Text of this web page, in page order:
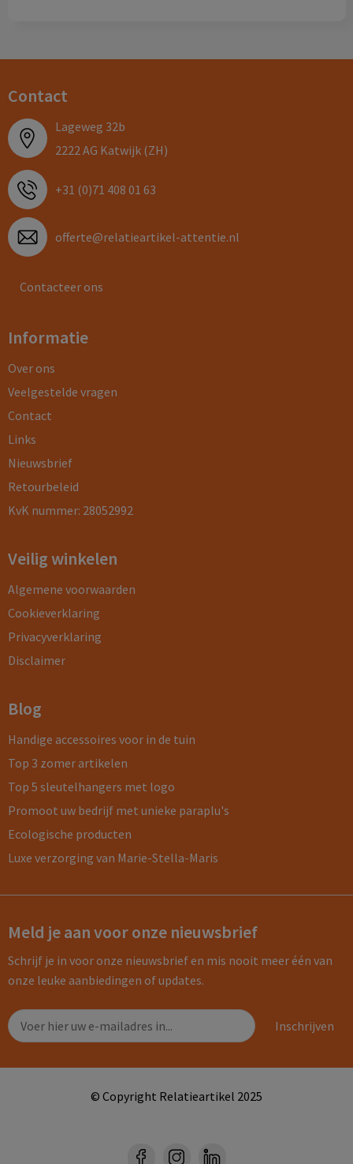
Contact
Lageweg 32b
2222 AG Katwijk (ZH)
+31 (0)71 408 01 63
offerte@relatieartikel-attentie.nl
Contacteer ons
Informatie
Over ons
Veelgestelde vragen
Contact
Links
Nieuwsbrief
Retourbeleid
KvK nummer: 28052992
Veilig winkelen
Algemene voorwaarden
Cookieverklaring
Privacyverklaring
Disclaimer
Blog
Handige accessoires voor in de tuin
Top 3 zomer artikelen
Top 5 sleutelhangers met logo
Promoot uw bedrijf met unieke paraplu's
Ecologische producten
Luxe verzorging van Marie-Stella-Maris
Meld je aan voor onze nieuwsbrief
Schrijf je in voor onze nieuwsbrief en mis nooit meer één van
onze leuke aanbiedingen of updates.
© Copyright Relatieartikel 2025